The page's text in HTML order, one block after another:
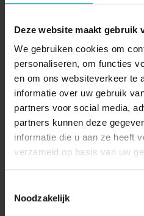
Deze website maakt gebruik
We gebruiken cookies om
personaliseren, om functies
en om ons websiteverkeer te
informatie over uw gebruik
partners voor social media,
partners kunnen deze
informatie die u aan ze heeft
verzameld op basis van uw
Noodzakelijk
Krijg toegang tot de
Bion International. We
onze